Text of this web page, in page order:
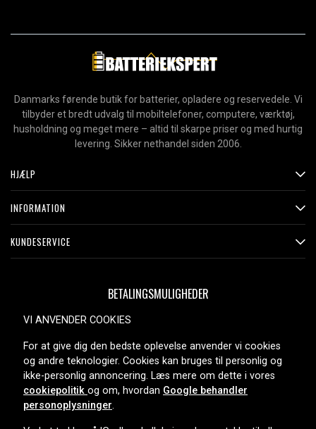
Danmarks førende butik for batterier, opladere og reservedele. Vi
tilbyder et bredt udvalg til mobiltelefoner, computere, værktøj,
husholdning og meget mere – altid til skarpe priser og med hurtig
levering. Sikker nethandel siden 2006.
HJÆLP
INFORMATION
KUNDESERVICE
BETALINGSMULIGHEDER
LEVERINGSMULIGHEDER
VI ANVENDER COOKIES
For at give dig den bedste oplevelse anvender vi cookies
og andre teknologier. Cookies kan bruges til personlig og
ikke-personlig annoncering. Læs mere om dette i vores
cookiepolitik og om, hvordan Google behandler
personoplysninger.